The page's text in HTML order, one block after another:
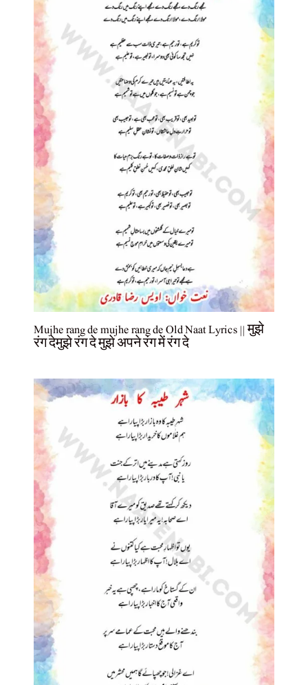
Mujhe rang de mujhe rang de Old Naat Lyrics || मुझे
रंग देमुझे रंग दे मुझे अपने रंग में रंग दे